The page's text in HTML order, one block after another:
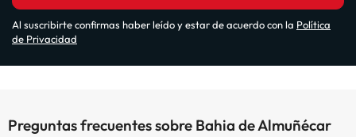
Al suscribirte confirmas haber leído y estar de acuerdo con la Política
de Privacidad
Preguntas frecuentes sobre Bahia de Almuñécar